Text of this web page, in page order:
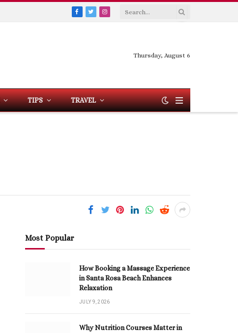
Facebook
TwitterInstagram
Thursday, August 6
TIPS TRAVEL
Most Popular
How Booking a Massage Experience
in Santa Rosa Beach Enhances
Relaxation
JULY 9, 2026
Why Nutrition Courses Matter in